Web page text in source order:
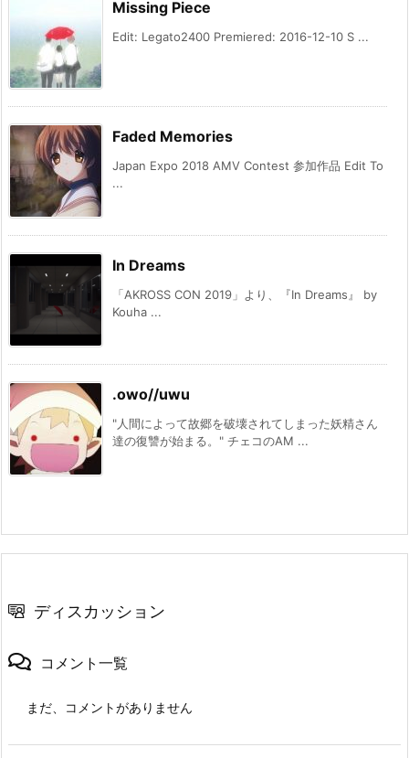
Missing Piece
Edit: Legato2400 Premiered: 2016-12-10 S ...
Faded Memories
Japan Expo 2018 AMV Contest 参加作品 Edit To
...
In Dreams
「AKROSS CON 2019」より、『In Dreams』 by
Kouha ...
.owo//uwu
"人間によって故郷を破壊されてしまった妖精さん
達の復讐が始まる。" チェコのAM ...
ディスカッション
コメント一覧
まだ、コメントがありません